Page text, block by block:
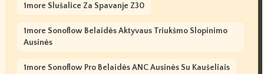
1more Slušalice Za Spavanje Z30
1more Sonoflow Belaidės Aktyvaus Triukšmo Slopinimo
Ausinės
1more Sonoflow Pro Belaidės ANC Ausinės Su Kaušeliais